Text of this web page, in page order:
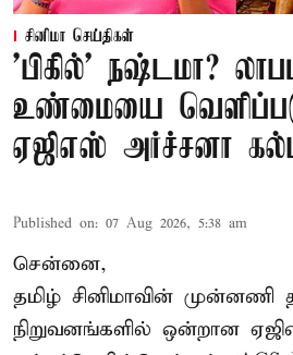
சினிமா செய்திகள்
'பிகில்' நஷ்டமா?
உண்மையை
ஏஜிஎஸ் அர்ச்சனா
Published on: 07 Aug 2026, 5:38 am
சென்னை,
தமிழ் சினிமாவின் முன்னணி
நிறுவனங்களில் ஒன்றான